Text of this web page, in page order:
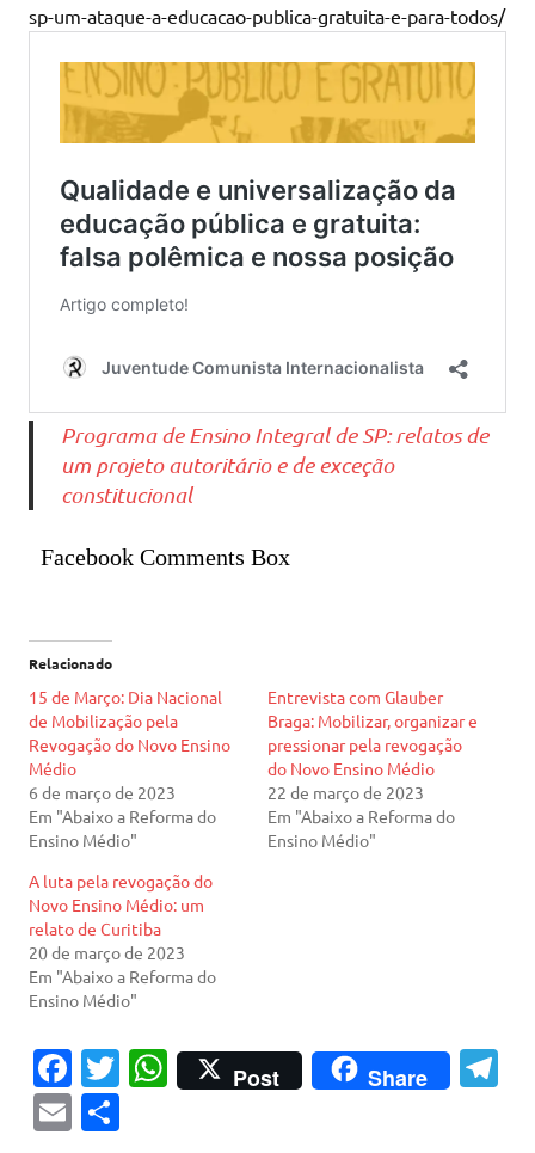
sp-um-ataque-a-educacao-publica-gratuita-e-para-todos/
Programa de Ensino Integral de SP: relatos de
um projeto autoritário e de exceção
constitucional
Facebook Comments Box
Relacionado
15 de Março: Dia Nacional
de Mobilização pela
Revogação do Novo Ensino
Médio
6 de março de 2023
Em "Abaixo a Reforma do
Ensino Médio"
Entrevista com Glauber
Braga: Mobilizar, organizar e
pressionar pela revogação
do Novo Ensino Médio
22 de março de 2023
Em "Abaixo a Reforma do
Ensino Médio"
A luta pela revogação do
Novo Ensino Médio: um
relato de Curitiba
20 de março de 2023
Em "Abaixo a Reforma do
Ensino Médio"
Fa
c
T
W
h
Post Share
E